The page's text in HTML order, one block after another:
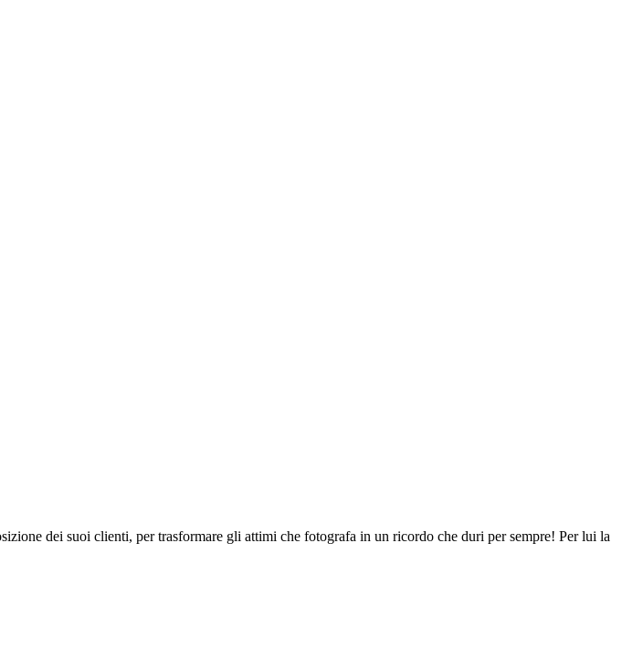
dei suoi clienti, per trasformare gli attimi che fotografa in un ricordo che duri per sempre! Per lui la